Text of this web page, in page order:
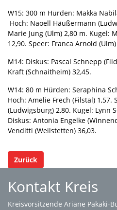
W15: 300 m Hürden: Makka
Hoch: Naoell Häußermann
Marie Jung (Ulm) 2,80 m. Kugel:
12,90. Speer: Franca Arnold (Ulm)
M14: Diskus: Pascal Schnepp
Kraft (Schnaitheim) 32,45.
W14: 80 m Hürden: Seraphina
Hoch: Amelie Frech (Filstal)
(Ludwigsburg) 2,80. Kugel: Lynn
Diskus: Antonia Engelke
Venditti (Weilstetten) 36,03.
Zurück
Kontakt Kreis
Kreisvorsitzende Ariane Pakaki-